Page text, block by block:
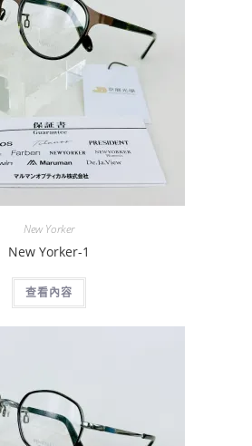
New Yorker
New Yorker-1
查看內容